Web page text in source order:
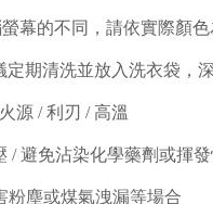
幕的不同，請依實際顏色
期清洗並放入洗衣袋，
火源/利刃 /高溫
/避免沾染化學藥劑或揮發
塵或煤氣洩漏等場合